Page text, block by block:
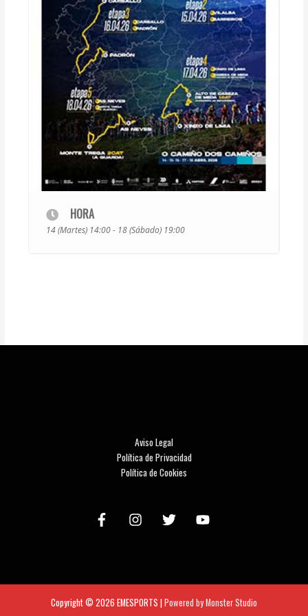
HORA
14 (Martes) 14:00 - 18 (Sábado) 19:00
Aviso Legal
Política de Privacidad
Política de Cookies
Copyright © 2026 EMESPORTS | Powered by Monster Studio